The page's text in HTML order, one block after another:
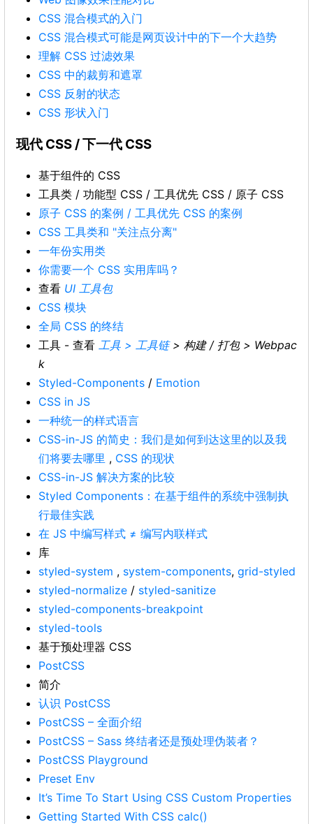
CSS 混合模式的入门
CSS 混合模式可能是网页设计中的下一个大趋势
理解 CSS 过滤效果
CSS 中的裁剪和遮罩
CSS 反射的状态
CSS 形状入门
现代 CSS / 下一代 CSS
基于组件的 CSS
工具类 / 功能型 CSS / 工具优先 CSS / 原子 CSS
原子 CSS 的案例 / 工具优先 CSS 的案例
CSS 工具类和 "关注点分离"
一年份实用类
你需要一个 CSS 实用库吗？
查看 UI 工具包
CSS 模块
全局 CSS 的终结
工具 - 查看 工具 > 工具链> 构建 / 打包 > Webpac
k
Styled-Components / Emotion
CSS in JS
一种统一的样式语言
CSS-in-JS 的简史：我们是如何到达这里的以及我
们将要去哪里 , CSS 的现状
CSS-in-JS 解决方案的比较
Styled Components：在基于组件的系统中强制执
行最佳实践
在 JS 中编写样式 ≠ 编写内联样式
库
styled-system , system-components, grid-styled
styled-normalize / styled-sanitize
styled-components-breakpoint
styled-tools
基于预处理器 CSS
PostCSS
简介
认识 PostCSS
PostCSS – 全面介绍
PostCSS – Sass 终结者还是预处理伪装者？
PostCSS Playground
Preset Env
It’s Time To Start Using CSS Custom Properties
Getting Started With CSS calc()